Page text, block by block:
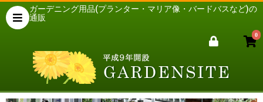
ガーデニング用品(プランター・マリア像・バードバスなど)の
通販
0